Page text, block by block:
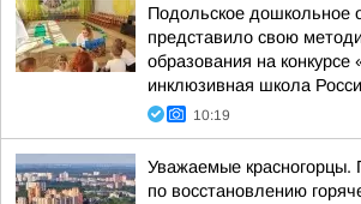
Подольское дошкольное
представило свою
образования на конкурсе
инклюзивная школа
10:19
Уважаемые красногорцы.
по восстановлению